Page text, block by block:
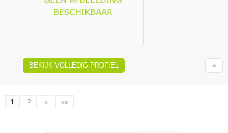
BEKIJK VOLLEDIG PROFIEL
1 2 » »»